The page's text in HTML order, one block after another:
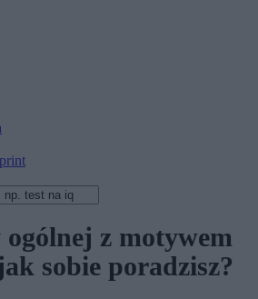
z motywem
sobie poradzisz?